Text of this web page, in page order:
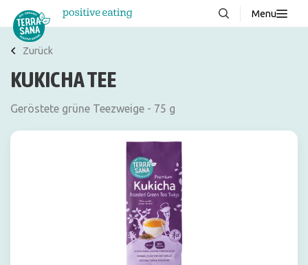
Menu
Über uns
Wissenswertes
Zurück
KUKICHA TEE
Geröstete grüne Teezweige - 75 g